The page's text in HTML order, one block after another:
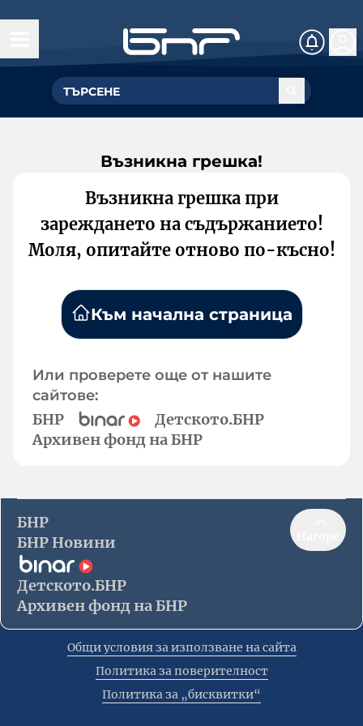
Възникна грешка!
Възникна грешка при
зареждането на съдържанието!
Моля, опитайте отново по-късно!
Към начална страница
Или проверете още от нашите
сайтове:
БНР
Детското.БНР
Архивен фонд на БНР
БНР
БНР Новини
Детското.БНР
Архивен фонд на БНР
Общи условия за използване на сайта
Политика за поверителност
Политика за „бисквитки“